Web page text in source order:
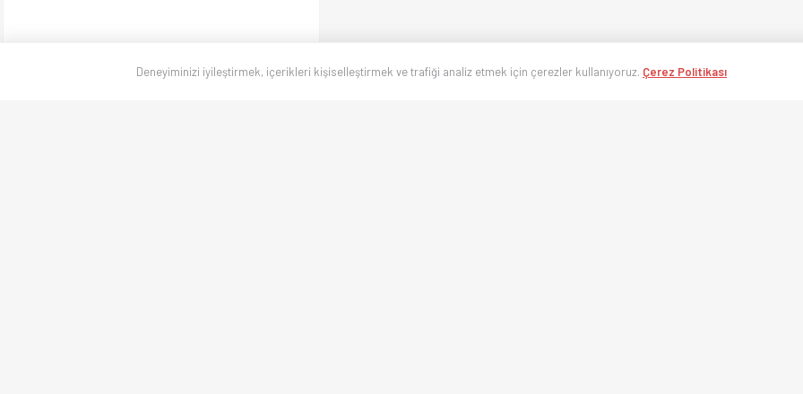
Deneyiminizi iyileştirmek, içerikleri kişiselleştirmek ve trafiği analiz etmek için çerezler kullanıyoruz. Çerez Politikası